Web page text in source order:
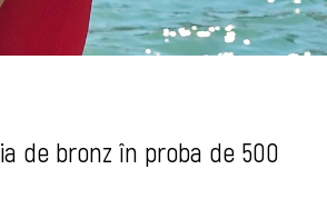
de bronz în proba de 500